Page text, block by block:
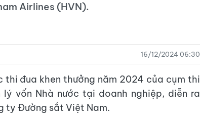
Airlines (HVN).
16/12/2024 06:30
đua khen thưởng năm 2024 của cụm thi
vốn Nhà nước tại doanh nghiệp, diễn ra
ty Đường sắt Việt Nam.